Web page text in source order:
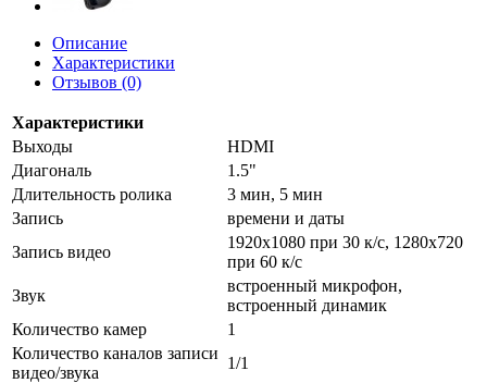
Описание
Характеристики
Отзывов (0)
Характеристики
Выходы
HDMI
Диагональ
1.5"
Длительность ролика
3 мин, 5 мин
Запись
времени и даты
Запись видео
1920x1080 при 30 к/с, 1280x720
при 60 к/с
Звук
встроенный микрофон,
встроенный динамик
Количество камер
1
Количество каналов записи
видео/звука
1/1